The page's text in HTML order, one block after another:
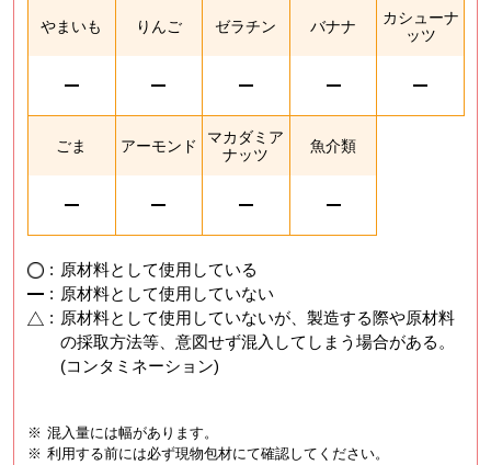
やまいも りんご ゼラチン バナナ
カシューナ
ッツ
ごま アーモンド
マカダミア
ナッツ
魚介類
: 原材料として使用している
: 原材料として使用していない
: 原材料として使用していないが、製造する際や原材料
の採取方法等、意図せず混入してしまう場合がある。
(コンタミネーション)
※ 混入量には幅があります。
※ 利用する前には必ず現物包材にて確認してください。